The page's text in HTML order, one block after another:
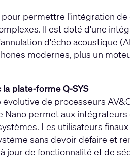
permettre l'intégration de
Il est doté d'une
d'écho acoustique
modernes, plus un
plate-forme Q-SYS
de processeurs
Nano permet aux
Les utilisateurs
sans devoir défaire et
jour de fonctionnalité et de